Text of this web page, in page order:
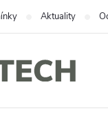
Aktuality